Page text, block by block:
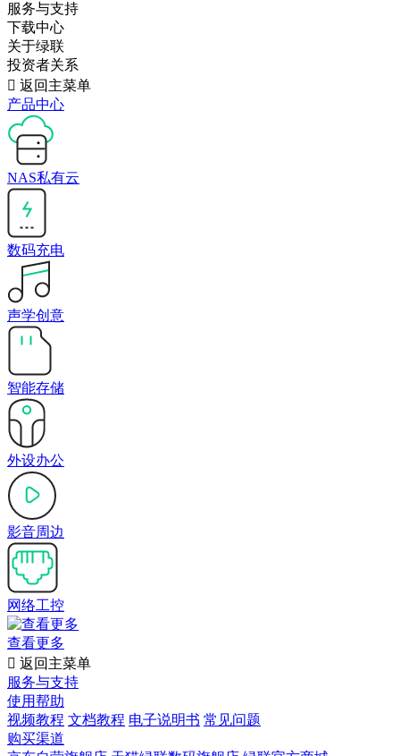
服务与支持
下载中心
关于绿联
投资者关系
 返回主菜单
产品中心
NAS私有云
数码充电
声学创意
智能存储
外设办公
影音周边
网络工控
查看更多
 返回主菜单
服务与支持
使用帮助
视频教程 文档教程 电子说明书 常见问题
购买渠道